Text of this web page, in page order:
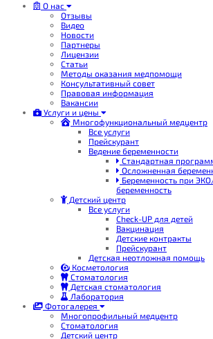
О нас
Отзывы
Видео
Новости
Партнеры
Лицензии
Статьи
Методы оказания медпомощи
Консультативный совет
Правовая информация
Вакансии
Услуги и цены
Многофункциональный медцентр
Все услуги
Прейскурант
Ведение беременности
Стандартная
Осложненная
Беременность при
беременность
Детский центр
Все услуги
Check-UP для детей
Вакцинация
Детские контракты
Прейскурант
Детская неотложная помощь
Косметология
Стоматология
Детская стоматология
Лаборатория
Фотогалерея
Многопрофильный медцентр
Стоматология
Детский центр